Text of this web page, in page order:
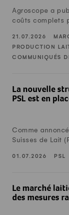
Politique
Production
Marketing
Agroscope a
coûts complets
21.07.2026
PRODUCTION
COMMUNIQUÉS
La nouvelle
PSL est en
Comme
Suisses de Lait
01.07.2026 PSL
Le marché
des mesures